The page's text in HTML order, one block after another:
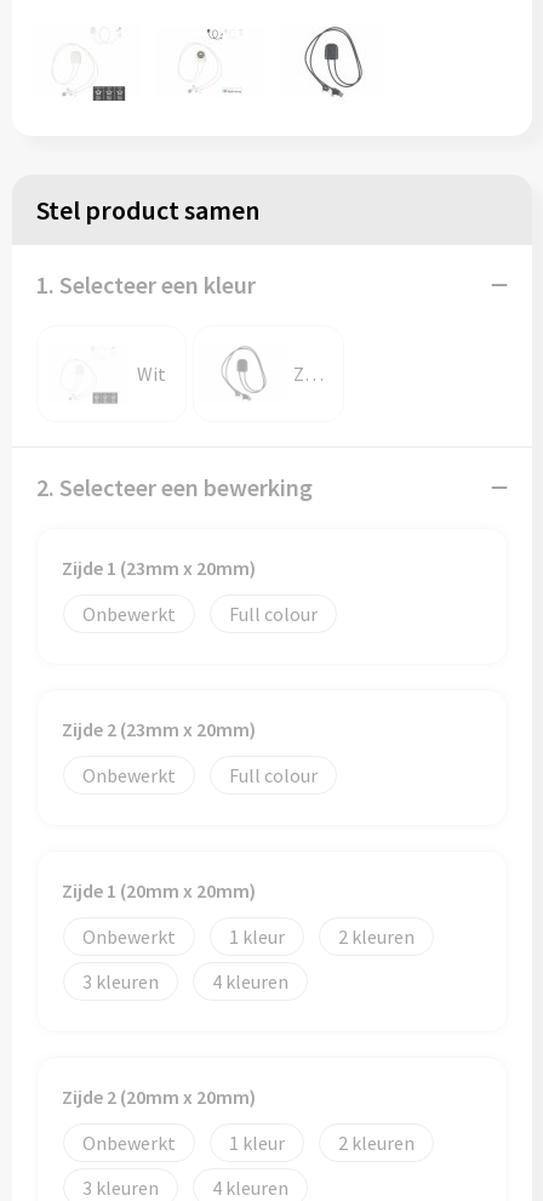
Stel product samen
1. Selecteer een kleur
Wit Zwart
2. Selecteer een bewerking
Zijde 1 (23mm x 20mm)
Onbewerkt
Full colour
Zijde 2 (23mm x 20mm)
Onbewerkt
Full colour
Zijde 1 (20mm x 20mm)
Onbewerkt
1
2
3
4
Zijde 2 (20mm x 20mm)
Onbewerkt
1
2
3
4